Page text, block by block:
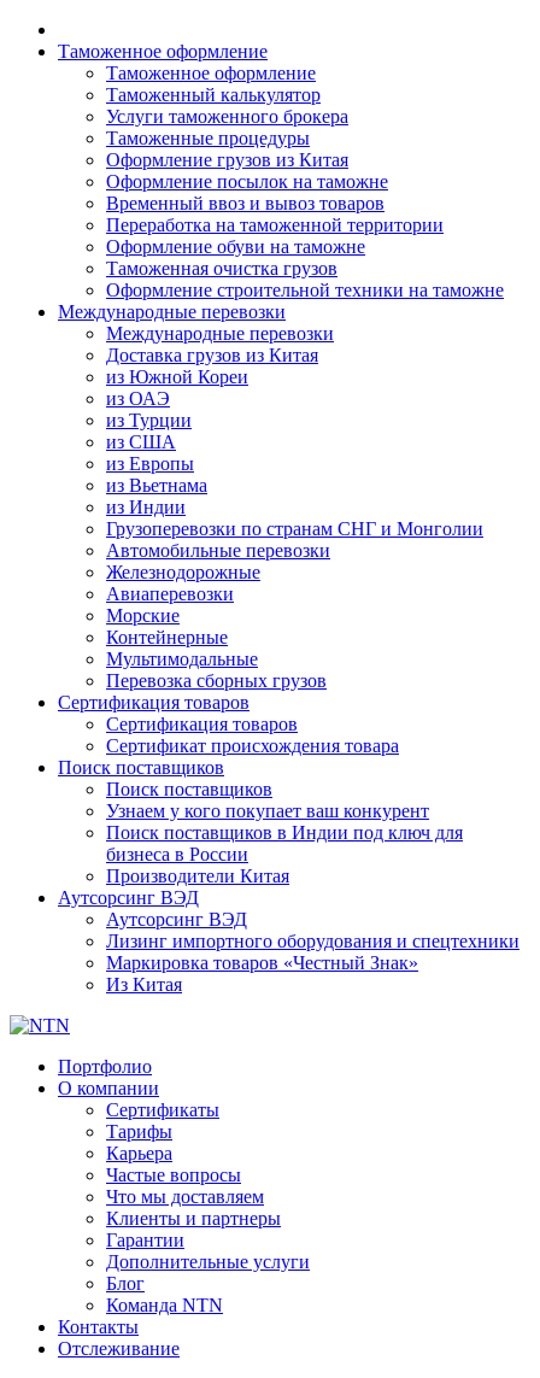
Таможенное оформление
Таможенное оформление
Таможенный калькулятор
Услуги таможенного брокера
Таможенные процедуры
Оформление грузов из Китая
Оформление посылок на таможне
Временный ввоз и вывоз товаров
Переработка на таможенной территории
Оформление обуви на таможне
Таможенная очистка грузов
Оформление строительной техники на таможне
Международные перевозки
Международные перевозки
Доставка грузов из Китая
из Южной Кореи
из ОАЭ
из Турции
из США
из Европы
из Вьетнама
из Индии
Грузоперевозки по странам СНГ и Монголии
Автомобильные перевозки
Железнодорожные
Авиаперевозки
Морские
Контейнерные
Мультимодальные
Перевозка сборных грузов
Сертификация товаров
Сертификация товаров
Сертификат происхождения товара
Поиск поставщиков
Поиск поставщиков
Узнаем у кого покупает ваш конкурент
Поиск поставщиков в Индии под ключ для
бизнеса в России
Производители Китая
Аутсорсинг ВЭД
Аутсорсинг ВЭД
Лизинг импортного оборудования и спецтехники
Маркировка товаров «Честный Знак»
Из Китая
Портфолио
О компании
Сертификаты
Тарифы
Карьера
Частые вопросы
Что мы доставляем
Клиенты и партнеры
Гарантии
Дополнительные услуги
Блог
Команда NTN
Контакты
Отслеживание